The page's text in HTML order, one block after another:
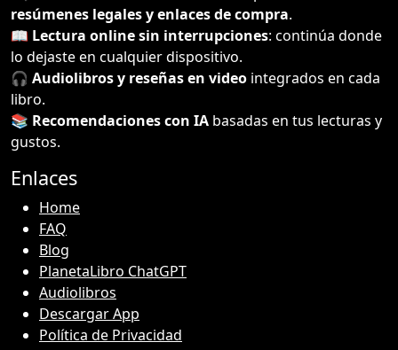
resúmenes legales y enlaces de compra.
📖 Lectura online sin interrupciones: continúa donde
lo dejaste en cualquier dispositivo.
🎧 Audiolibros y reseñas en video integrados en cada
libro.
📚 Recomendaciones con IA basadas en tus lecturas y
gustos.
Enlaces
Home
FAQ
Blog
PlanetaLibro ChatGPT
Audiolibros
Descargar App
Política de Privacidad